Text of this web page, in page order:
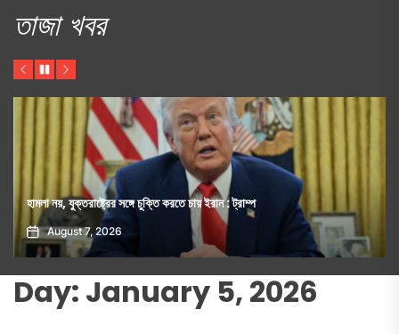
তাজা খবর
Previous
PauseNext
কিসের হাসিনা, তার চেহারা কী দেখা গেছে?- স্বরাষ্ট্রমন্ত্রীর প্রশ্ন
August 7, 2026
Day: January 5, 2026